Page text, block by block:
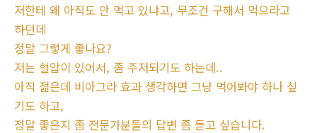
저한테 왜 아직도 안 먹고 있냐고, 무조건 구해서 먹으라고
하던데
정말 그렇게 좋나요?
저는 혈압이 있어서, 좀 주저되기도 하는데..
아직 젊은데 비아그라 효과 생각하면 그냥 먹어봐야 하나 싶
기도 하고,
정말 좋은지 좀 전문가분들의 답변 좀 듣고 싶습니다.